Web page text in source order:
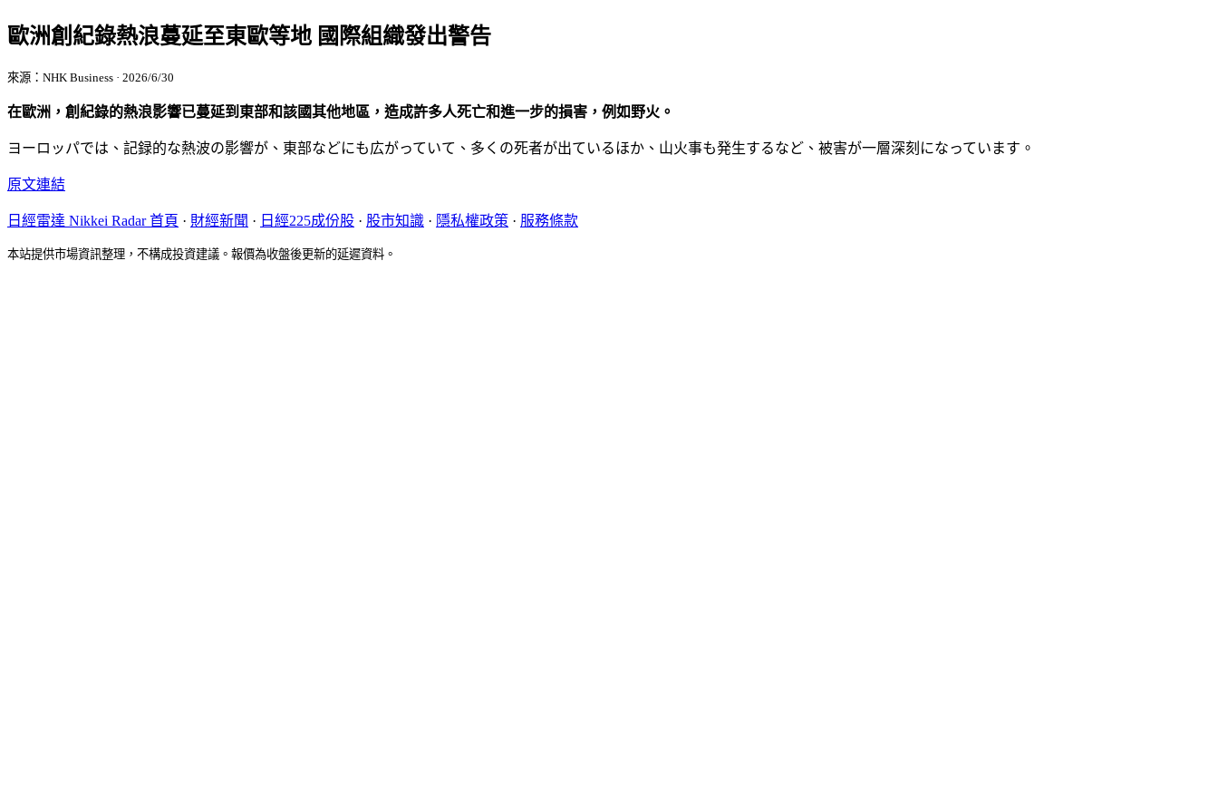
歐洲創紀錄熱浪蔓延至東歐等地 國際組織發出警告
來源：NHK Business · 2026/6/30
在歐洲，創紀錄的熱浪影響已蔓延到東部和該國其他地區，造成許多人死亡和進一步的損害，例如野火。
ヨーロッパでは、記録的な熱波の影響が、東部などにも広がっていて、多くの死者が出ているほか、山火事も発生するなど、被害が一層深刻になっています。
原文連結
日經雷達 Nikkei Radar 首頁 · 財經新聞 · 日經225成份股 · 股市知識 · 隱私權政策 · 服務條款
本站提供市場資訊整理，不構成投資建議。報價為收盤後更新的延遲資料。